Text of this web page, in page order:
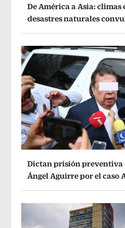
De América a Asia: climas
desastres naturales
Dictan prisión preventiva
Ángel Aguirre por el caso